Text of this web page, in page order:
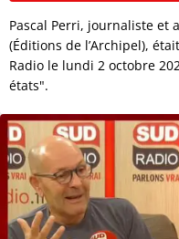
Pascal Perri, journaliste et
(Éditions de l’Archipel),
Radio le lundi 2 octobre
états".